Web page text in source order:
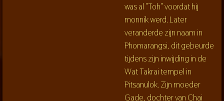
was al "Toh" voordat hij
monnik werd. Later
veranderde zijn naam in
Phomarangsi, dit gebeurde
tijdens zijn inwijding in de
Wat Takrai tempel in
Pitsanulok. Zijn moeder
Gade, dochter van Chai